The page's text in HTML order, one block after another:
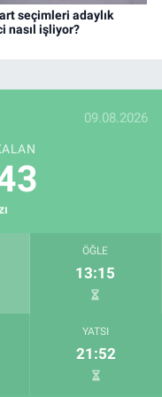
seçimleri adaylık
nasıl işliyor?
09.08.2026
ÖĞLE
13:15
YATSI
21:52